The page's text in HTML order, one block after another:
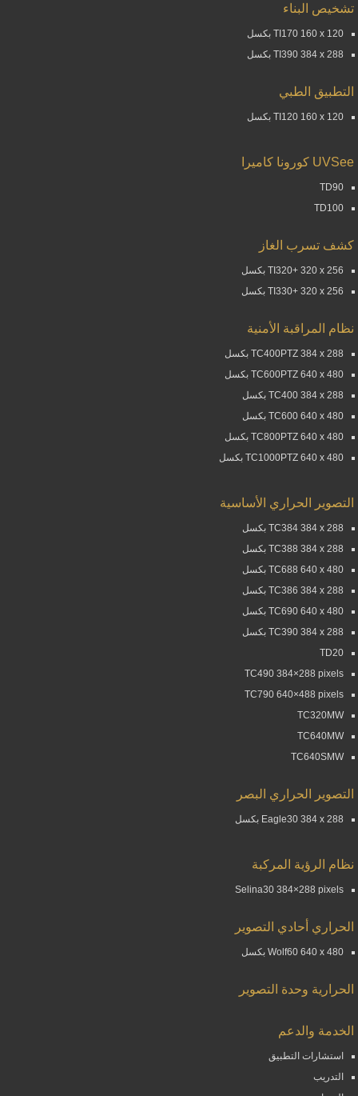
تشخيص البناء
TI170 160 x 120 بكسل
TI390 384 x 288 بكسل
التطبيق الطبي
TI120 160 x 120 بكسل
UVSee كورونا كاميرا
TD90
TD100
كشف تسرب الغاز
TI320+ 320 x 256 بكسل
TI330+ 320 x 256 بكسل
نظام المراقبة الأمنية
TC400PTZ 384 x 288 بكسل
TC600PTZ 640 x 480 بكسل
TC400 384 x 288 بكسل
TC600 640 x 480 بكسل
TC800PTZ 640 x 480 بكسل
TC1000PTZ 640 x 480 بكسل
التصوير الحراري الأساسية
TC384 384 x 288 بكسل
TC388 384 x 288 بكسل
TC688 640 x 480 بكسل
TC386 384 x 288 بكسل
TC690 640 x 480 بكسل
TC390 384 x 288 بكسل
TD20
TC490 384×288 pixels
TC790 640×488 pixels
TC320MW
TC640MW
TC640SMW
التصوير الحراري البصر
Eagle30 384 x 288 بكسل
نظام الرؤية المركبة
Selina30 384×288 pixels
الحراري أحادي التصوير
Wolf60 640 x 480 بكسل
الحرارية وحدة التصوير
الخدمة والدعم
استشارات التطبيق
التدريب